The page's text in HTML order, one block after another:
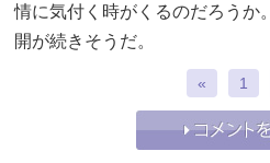
情に気付く時がくるのだろうか
開が続きそうだ。
« 1